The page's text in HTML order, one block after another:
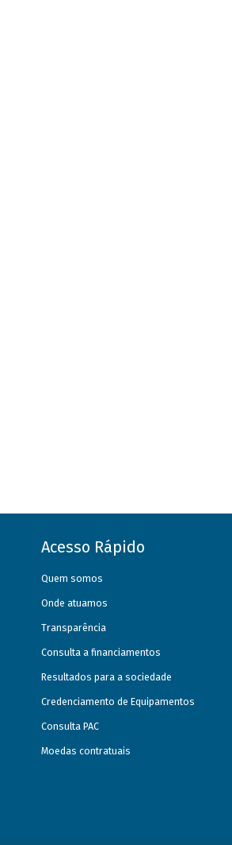
Acesso Rápido
Quem somos
Onde atuamos
Transparência
Consulta a financiamentos
Resultados para a sociedade
Credenciamento de Equipamentos
Consulta PAC
Moedas contratuais